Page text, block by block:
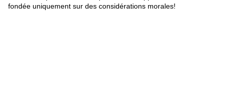
fondée uniquement sur des considérations morales!